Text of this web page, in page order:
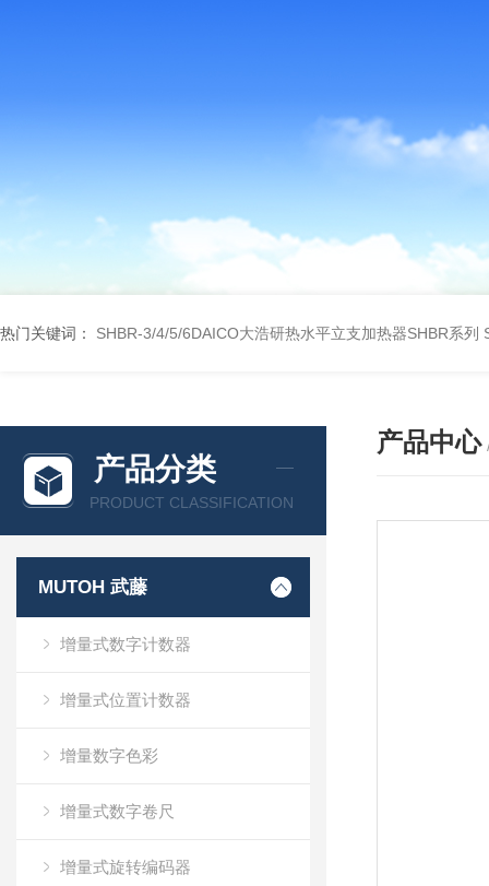
热门关键词： SHBR-3/4/5/6DAICO大浩研热水平立支加热器SHBR系列
产品分类
PRODUCT CLASSIFICATION
MUTOH 武藤
增量式数字计数器
增量式位置计数器
增量数字色彩
增量式数字卷尺
增量式旋转编码器
产品中心